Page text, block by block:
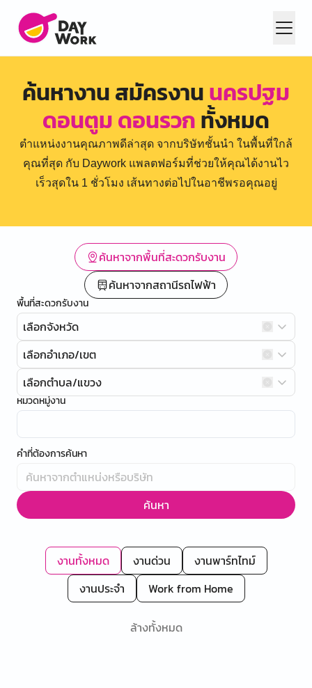
ค้นหางาน สมัครงานนครปฐม
ดอนตูม ดอนรวกทั้งหมด
ตำแหน่งงานคุณภาพดีล่าสุด จากบริษัทชั้นนำ ในพื้นที่ใกล้
คุณที่สุด กับ Daywork แพลตฟอร์มที่ช่วยให้คุณได้งานไว
เร็วสุดใน 1 ชั่วโมง เส้นทางต่อไปในอาชีพรอคุณอยู่
ค้นหาจากพื้นที่สะดวกรับงาน
ค้นหาจากสถานีรถไฟฟ้า
พื้นที่สะดวกรับงาน
เลือกจังหวัด
เลือกอำเภอ/เขต
เลือกตำบล/แขวง
หมวดหมู่งาน
คำที่ต้องการค้นหา
ค้นหา
งานทั้งหมด งานด่วน
งานพาร์ทไทม์
งานประจำ
Work from Home
ล้างทั้งหมด